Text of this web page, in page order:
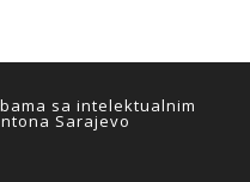
sa intelektualnim
Sarajevo